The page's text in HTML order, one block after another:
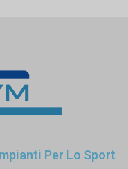
Per Lo Sport